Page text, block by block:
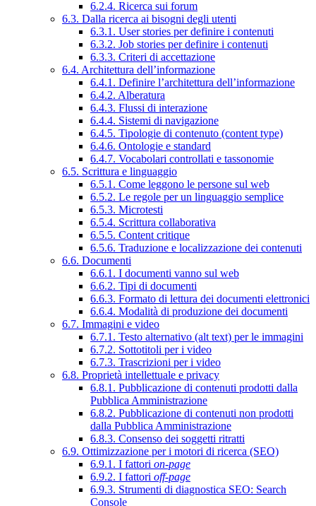
6.2.4. Ricerca sui forum
6.3. Dalla ricerca ai bisogni degli utenti
6.3.1. User stories per definire i contenuti
6.3.2. Job stories per definire i contenuti
6.3.3. Criteri di accettazione
6.4. Architettura dell’informazione
6.4.1. Definire l’architettura dell’informazione
6.4.2. Alberatura
6.4.3. Flussi di interazione
6.4.4. Sistemi di navigazione
6.4.5. Tipologie di contenuto (content type)
6.4.6. Ontologie e standard
6.4.7. Vocabolari controllati e tassonomie
6.5. Scrittura e linguaggio
6.5.1. Come leggono le persone sul web
6.5.2. Le regole per un linguaggio semplice
6.5.3. Microtesti
6.5.4. Scrittura collaborativa
6.5.5. Content critique
6.5.6. Traduzione e localizzazione dei contenuti
6.6. Documenti
6.6.1. I documenti vanno sul web
6.6.2. Tipi di documenti
6.6.3. Formato di lettura dei documenti elettronici
6.6.4. Modalità di produzione dei documenti
6.7. Immagini e video
6.7.1. Testo alternativo (alt text) per le immagini
6.7.2. Sottotitoli per i video
6.7.3. Trascrizioni per i video
6.8. Proprietà intellettuale e privacy
6.8.1. Pubblicazione di contenuti prodotti dalla
Pubblica Amministrazione
6.8.2. Pubblicazione di contenuti non prodotti
dalla Pubblica Amministrazione
6.8.3. Consenso dei soggetti ritratti
6.9. Ottimizzazione per i motori di ricerca (SEO)
6.9.1. I fattori on-page
6.9.2. I fattori off-page
6.9.3. Strumenti di diagnostica SEO: Search
Console